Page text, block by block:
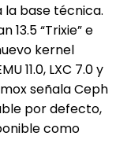
la base técnica.
13.5 “Trixie” e
kernel
11.0, LXC 7.0 y
señala Ceph
por defecto,
como